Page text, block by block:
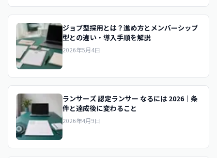
ジョブ型採用とは？進め方とメンバーシップ
型との違い・導入手順を解説
2026年5月4日
ランサーズ 認定ランサー なるには 2026｜条
件と達成後に変わること
2026年4月9日